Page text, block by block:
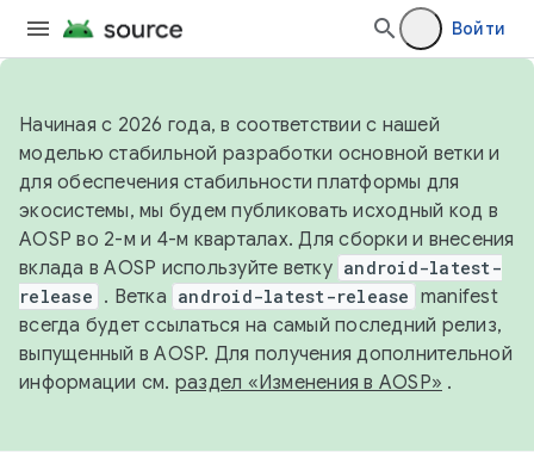
Войти
Начиная с 2026 года, в соответствии с нашей
моделью стабильной разработки основной ветки и
для обеспечения стабильности платформы для
экосистемы, мы будем публиковать исходный код в
AOSP во 2-м и 4-м кварталах. Для сборки и внесения
вклада в AOSP используйте ветку android-latest-
release . Ветка android-latest-release manifest
всегда будет ссылаться на самый последний релиз,
выпущенный в AOSP. Для получения дополнительной
информации см. раздел «Изменения в AOSP» .